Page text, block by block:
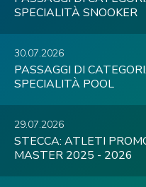
SPECIALITÀ SNOOKER
30.07.2026
PASSAGGI DI
SPECIALITÀ POOL
29.07.2026
STECCA: ATLETI
MASTER 2025 - 2026